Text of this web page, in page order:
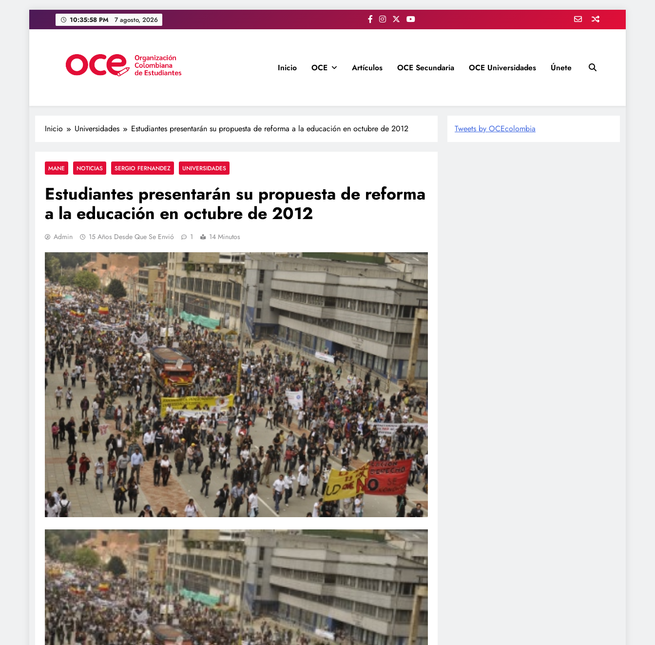
al
10:35:59 PM 7 agosto, 2026
OCE Colombia
Inicio OCE Artículos OCE Secundaria OCE Universidades Únete
Inicio Universidades Estudiantes presentarán su propuesta de reforma a la educación en octubre de 2012
MANE NOTICIAS SERGIO FERNANDEZ UNIVERSIDADES
Estudiantes presentarán su propuesta de reforma
a la educación en octubre de 2012
Admin 15 Años Desde Que Se Envió 1 14 Minutos
Tweets by OCEcolombia